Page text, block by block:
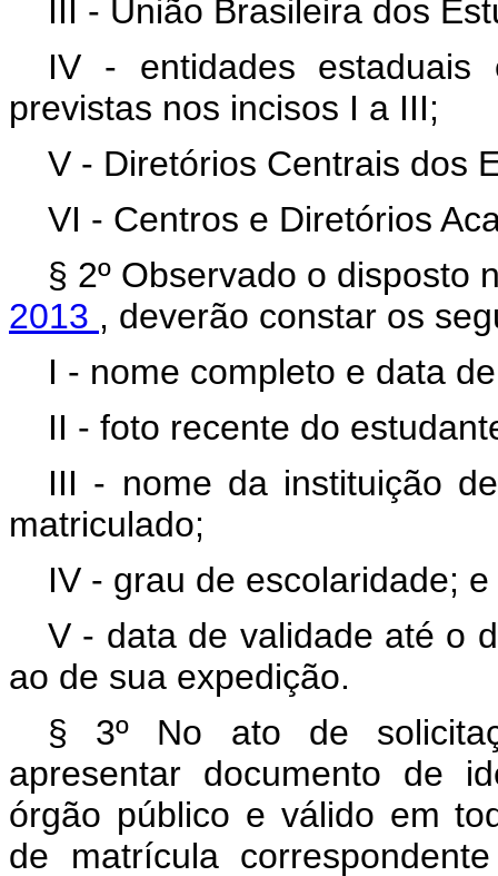
III - União Brasileira dos
IV - entidades estaduais
previstas nos incisos I a III;
V - Diretórios Centrais dos
VI - Centros e Diretórios
§ 2º Observado o disposto
2013 , deverão constar os
I - nome completo e data
II - foto recente do
III - nome da instituição
matriculado;
IV - grau de escolaridade; e
V - data de validade até o
ao de sua expedição.
§ 3º No ato de
apresentar documento de
órgão público e válido em
de matrícula